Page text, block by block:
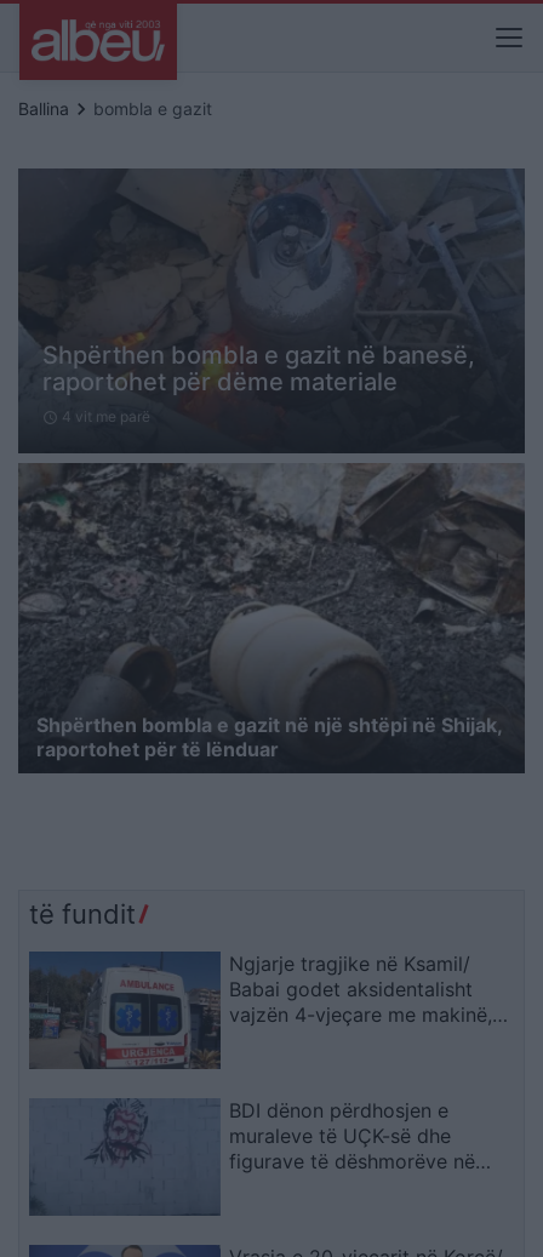
Ballina keyboard_arrow_right bombla e gazit
Shpërthen bombla e gazit në banesë,
raportohet për dëme materiale
schedule 4 vit me parë
Shpërthen bombla e gazit në një shtëpi në Shijak,
raportohet për të lënduar
të fundit
Ngjarje tragjike në Ksamil/
Babai godet aksidentalisht
vajzën 4-vjeçare me makinë,
BDI dënon përdhosjen e
muraleve të UÇK-së dhe
figurave të dëshmorëve në